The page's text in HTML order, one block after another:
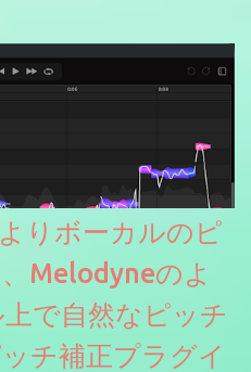
りボーカルのピ
Melodyneのよ
で自然なピッチ
チ補正プラグイ